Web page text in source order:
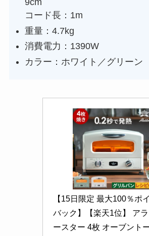
9cm
コード長：1m
重量：4.7kg
消費電力：1390W
カラー：ホワイト／グリーン
【15日限定 最大100％ポ
バック】【楽天1位】 アラ
ースター 4枚 オーブント